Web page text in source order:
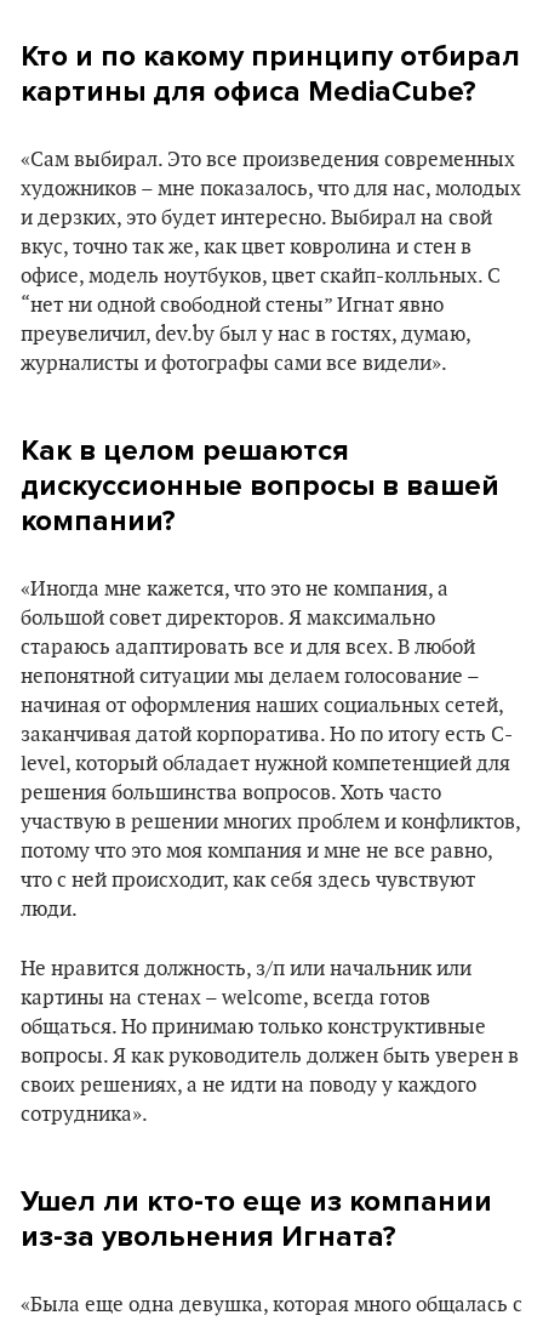
Кто и по какому принципу отбирал
картины для офиса MediaCube?
«Сам выбирал. Это все произведения современных
художников – мне показалось, что для нас, молодых
и дерзких, это будет интересно. Выбирал на свой
вкус, точно так же, как цвет ковролина и стен в
офисе, модель ноутбуков, цвет скайп-колльных. С
“нет ни одной свободной стены” Игнат явно
преувеличил, dev.by был у нас в гостях, думаю,
журналисты и фотографы сами все видели».
Как в целом решаются
дискуссионные вопросы в вашей
компании?
«Иногда мне кажется, что это не компания, а
большой совет директоров. Я максимально
стараюсь адаптировать все и для всех. В любой
непонятной ситуации мы делаем голосование –
начиная от оформления наших социальных сетей,
заканчивая датой корпоратива. Но по итогу есть C-
level, который обладает нужной компетенцией для
решения большинства вопросов. Хоть часто
участвую в решении многих проблем и конфликтов,
потому что это моя компания и мне не все равно,
что с ней происходит, как себя здесь чувствуют
люди.
Не нравится должность, з/п или начальник или
картины на стенах – welcome, всегда готов
общаться. Но принимаю только конструктивные
вопросы. Я как руководитель должен быть уверен в
своих решениях, а не идти на поводу у каждого
сотрудника».
Ушел ли кто-то еще из компании
из-за увольнения Игната?
«Была еще одна девушка, которая много общалась с